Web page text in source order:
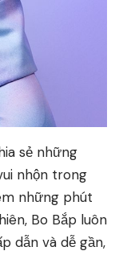
sẻ những
nhộn trong
những phút
Bo Bắp luôn
dẫn và dễ gần,